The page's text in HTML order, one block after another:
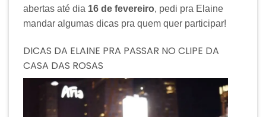
abertas até dia 16 de fevereiro, pedi pra Elaine
mandar algumas dicas pra quem quer participar!
DICAS DA ELAINE PRA PASSAR NO CLIPE DA
CASA DAS ROSAS